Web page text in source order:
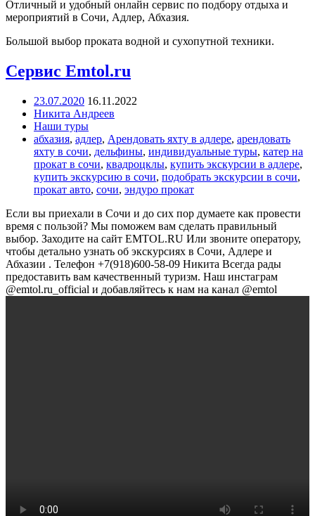
Отличный и удобный онлайн сервис по подбору отдыха и
мероприятий в Сочи, Адлер, Абхазия.
Большой выбор проката водной и сухопутной техники.
Сервис Emtol.ru
23.07.2020 16.11.2022
Никита Андреев
Наши туры
абхазия, адлер, Арендовать яхту в адлере, арендовать
яхту в сочи, дельфины, индивидуальные туры, катер на
прокат в сочи, квадроцклы, купить экскурсии в адлере,
купить экскурсию в сочи, подобрать экскурсии в сочи,
прокат авто, сочи, эндуро прокат
Если вы приехали в Сочи и до сих пор думаете как провести
время с пользой? Мы поможем вам сделать правильный
выбор. Заходите на сайт EMTOL.RU Или звоните оператору,
чтобы детально узнать об экскурсиях в Сочи, Адлере и
Абхазии . Телефон +7(918)600-58-09 Никита Всегда рады
предоставить вам качественный туризм. Наш инстаграм
@emtol.ru_official и добавляйтесь к нам на канал @emtol